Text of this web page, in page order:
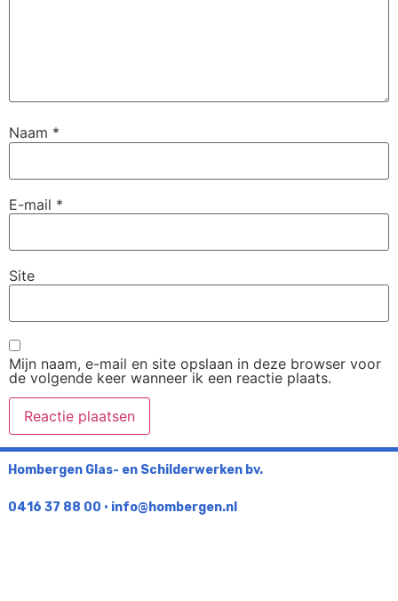
Naam *
E-mail *
Site
Mijn naam, e-mail en site opslaan in deze browser voor
de volgende keer wanneer ik een reactie plaats.
Hombergen Glas- en Schilderwerken bv.
0416 37 88 00 • info@hombergen.nl